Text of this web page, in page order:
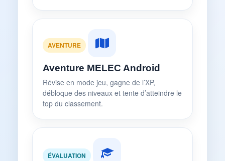
AVENTURE
Aventure MELEC Android
Révise en mode jeu, gagne de l’XP,
débloque des niveaux et tente d’atteindre le
top du classement.
ÉVALUATION